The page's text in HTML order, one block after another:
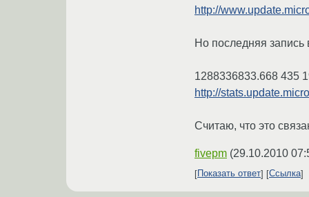
http://
Но последняя запись
1288336833.668 435
http://
Считаю, что это
fivepm (29.10.2010
Показать ответ
Ссылка